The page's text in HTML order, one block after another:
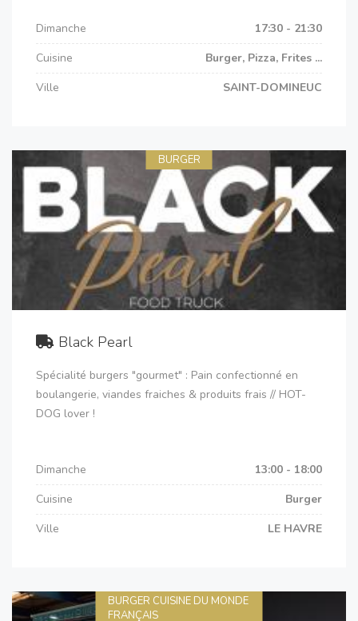
Dimanche
17:30 - 21:30
Cuisine
Burger, Pizza, Frites ...
Ville
SAINT-DOMINEUC
BURGER
Black Pearl
Spécialité burgers "gourmet" : Pain confectionné en
boulangerie, viandes fraiches & produits frais // HOT-
DOG lover !
Dimanche
13:00 - 18:00
Cuisine
Burger
Ville
LE HAVRE
BURGER CUISINE DU MONDE
FRANÇAIS